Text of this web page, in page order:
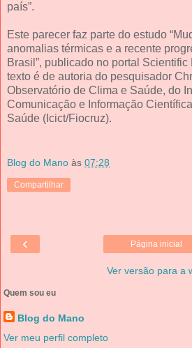
país”.
Este parecer faz parte do estudo
anomalias térmicas e a recente
Brasil”, publicado no portal
texto é de autoria do pesquisador
Observatório de Clima e Saúde, do
Comunicação e Informação
Saúde (Icict/Fiocruz).
Blog do Mano às 07:28
Compartilhar
‹ Página inicial
Ver versão para a
Quem sou eu
Blog do Mano
Ver meu perfil completo